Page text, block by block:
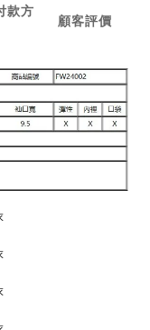
款方
顧客評價